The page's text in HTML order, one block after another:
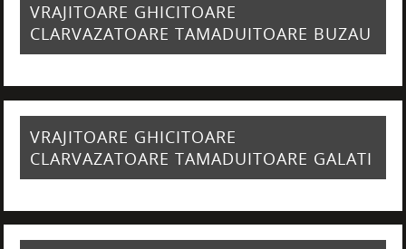
VRAJITOARE GHICITOARE
CLARVAZATOARE TAMADUITOARE BUZAU
VRAJITOARE GHICITOARE
CLARVAZATOARE TAMADUITOARE GALATI